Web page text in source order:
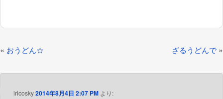
投
ナ
« おうどん☆ ざるうどんで »
iricosky2014年8月4日 2:07 PM より: